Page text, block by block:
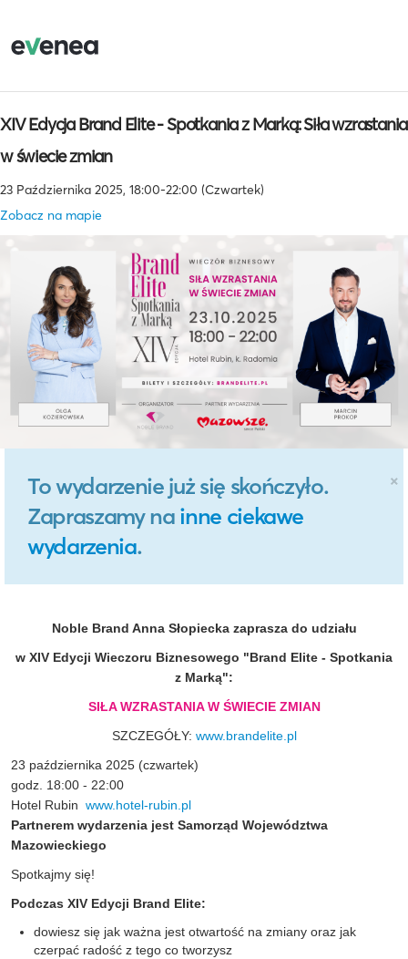
XIV Edycja Brand Elite - Spotkania z Marką: Siła wzrastania
w świecie zmian
23 Października 2025, 18:00-22:00 (Czwartek)
Zobacz na mapie
×
To wydarzenie już się skończyło.
Zapraszamy na inne ciekawe
wydarzenia.
Noble Brand Anna Słopiecka zaprasza do udziału
w XIV Edycji Wieczoru Biznesowego "Brand Elite - Spotkania
z Marką":
SIŁA WZRASTANIA W ŚWIECIE ZMIAN
SZCZEGÓŁY: www.brandelite.pl
23 października 2025 (czwartek)
godz. 18:00 - 22:00
Hotel Rubin www.hotel-rubin.pl
Partnerem wydarzenia jest Samorząd Województwa
Mazowieckiego
Spotkajmy się!
Podczas XIV Edycji Brand Elite:
dowiesz się jak ważna jest otwartość na zmiany oraz jak
czerpać radość z tego co tworzysz